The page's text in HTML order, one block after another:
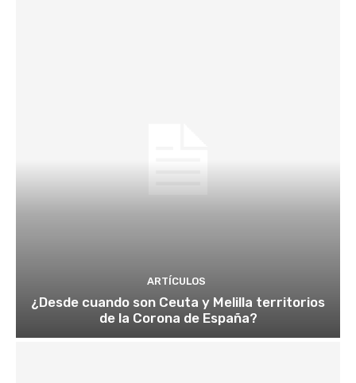
ARTÍCULOS
¿Desde cuando son Ceuta y Melilla territorios
de la Corona de España?